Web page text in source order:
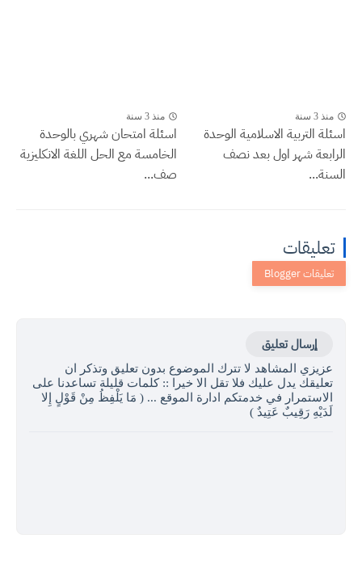
منذ 3 سنة
اسئلة التربية الاسلامية الوحدة
الرابعة شهر اول بعد نصف
السنة...
منذ 3 سنة
اسئلة امتحان شهري بالوحدة
الخامسة مع الحل اللغة الانكليزية
صف...
تعليقات
إرسال تعليق
عزيزي المشاهد لا تترك الموضوع بدون تعليق وتذكر ان
تعليقك يدل عليك فلا تقل الا خيرا :: كلمات قليلة تساعدنا على
الاستمرار في خدمتكم ادارة الموقع ... ( مَا يَلْفِظُ مِنْ قَوْلٍ إِلا
لَدَيْهِ رَقِيبٌ عَتِيدٌ )